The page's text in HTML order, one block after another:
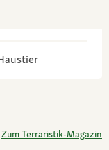
Zum Terraristik-Magazin